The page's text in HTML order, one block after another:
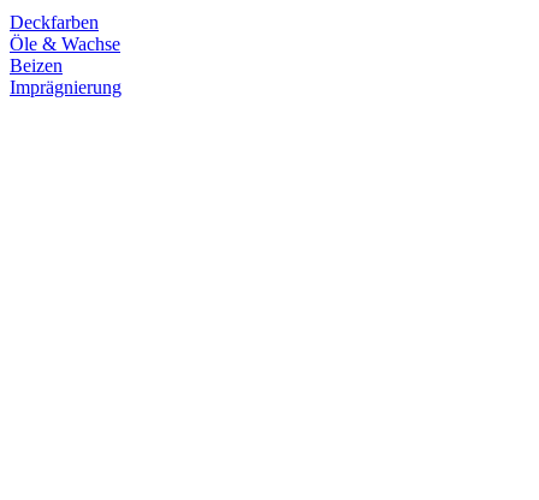
Deckfarben
Öle & Wachse
Beizen
Imprägnierung